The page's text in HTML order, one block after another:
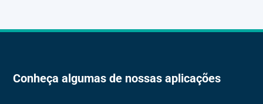
Conheça algumas de nossas aplicações